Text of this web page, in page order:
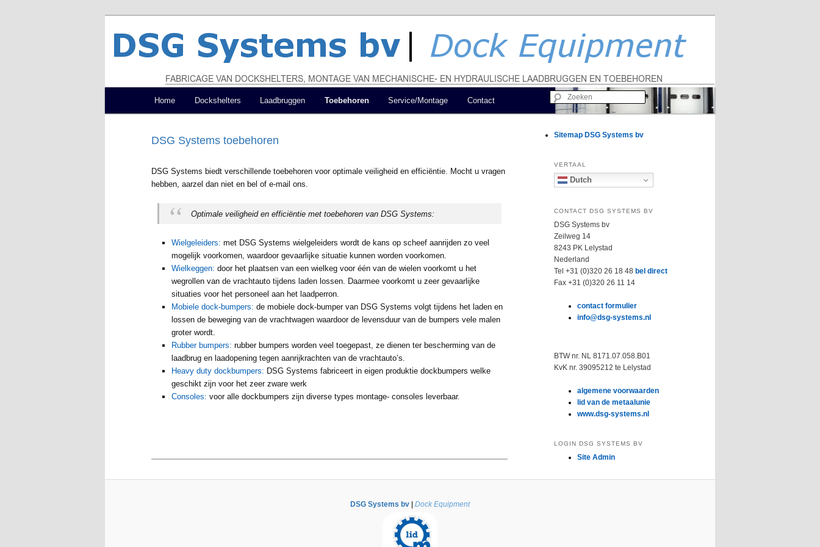
DSG Systems bv
Zoeken
Home Dockshelters Laadbruggen Toebehoren Service/Montage Contact
DSG Systems toebehoren
DSG Systems biedt verschillende toebehoren voor optimale veiligheid en efficiëntie. Mocht u vragen
hebben, aarzel dan niet en bel of e-mail ons.
Optimale veiligheid en efficiëntie met toebehoren van DSG Systems:
Wielgeleiders: met DSG Systems wielgeleiders wordt de kans op scheef aanrijden zo veel
mogelijk voorkomen, waardoor gevaarlijke situatie kunnen worden voorkomen.
Wielkeggen: door het plaatsen van een wielkeg voor één van de wielen voorkomt u het
wegrollen van de vrachtauto tijdens laden lossen. Daarmee voorkomt u zeer gevaarlijke
situaties voor het personeel aan het laadperron.
Mobiele dock-bumpers: de mobiele dock-bumper van DSG Systems volgt tijdens het laden en
lossen de beweging van de vrachtwagen waardoor de levensduur van de bumpers vele malen
groter wordt.
Rubber bumpers: rubber bumpers worden veel toegepast, ze dienen ter bescherming van de
laadbrug en laadopening tegen aanrijkrachten van de vrachtauto’s.
Heavy duty dockbumpers: DSG Systems fabriceert in eigen produktie dockbumpers welke
geschikt zijn voor het zeer zware werk
Consoles: voor alle dockbumpers zijn diverse types montage- consoles leverbaar.
Sitemap DSG Systems bv
VERTAAL
Dutch
CONTACT DSG SYSTEMS BV
DSG Systems bv
Zeilweg 14
8243 PK Lelystad
Nederland
Tel +31 (0)320 26 18 48 bel direct
Fax +31 (0)320 26 11 14
contact formulier
info@dsg-systems.nl
BTW nr. NL 8171.07.058.B01
KvK nr. 39095212 te Lelystad
algemene voorwaarden
lid van de metaalunie
www.dsg-systems.nl
LOGIN DSG SYSTEMS BV
Site Admin
DSG Systems bv | Dock Equipment